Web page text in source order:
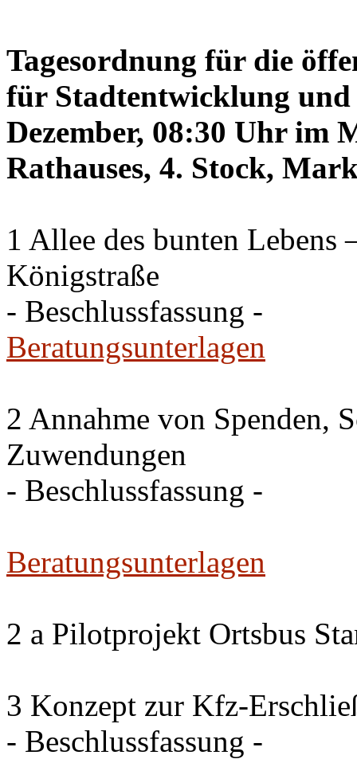
Tagesordnung für die
für Stadtentwicklung und
Dezember, 08:30 Uhr im
Rathauses, 4. Stock,
1 Allee des bunten Lebens
Königstraße
- Beschlussfassung -
Beratungsunterlagen
2 Annahme von Spenden,
Zuwendungen
- Beschlussfassung -
Beratungsunterlagen
2 a Pilotprojekt Ortsbus
3 Konzept zur Kfz-
- Beschlussfassung -